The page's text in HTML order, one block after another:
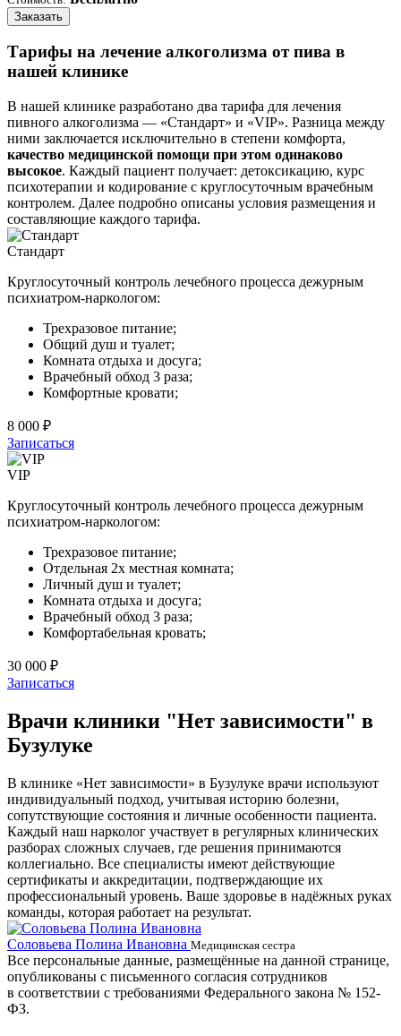
Заказать
Тарифы на лечение алкоголизма от пива в
нашей клинике
В нашей клинике разработано два тарифа для лечения
пивного алкоголизма — «Стандарт» и «VIP». Разница между
ними заключается исключительно в степени комфорта,
качество медицинской помощи при этом одинаково
высокое. Каждый пациент получает: детоксикацию, курс
психотерапии и кодирование с круглосуточным врачебным
контролем. Далее подробно описаны условия размещения и
составляющие каждого тарифа.
Стандарт
Круглосуточный контроль лечебного процесса дежурным
психиатром-наркологом:
Трехразовое питание;
Общий душ и туалет;
Комната отдыха и досуга;
Врачебный обход 3 раза;
Комфортные кровати;
8 000 ₽
Записаться
VIP
Круглосуточный контроль лечебного процесса дежурным
психиатром-наркологом:
Трехразовое питание;
Отдельная 2х местная комната;
Личный душ и туалет;
Комната отдыха и досуга;
Врачебный обход 3 раза;
Комфортабельная кровать;
30 000 ₽
Записаться
Врачи клиники "Нет зависимости" в
Бузулуке
В клинике «Нет зависимости» в Бузулуке врачи используют
индивидуальный подход, учитывая историю болезни,
сопутствующие состояния и личные особенности пациента.
Каждый наш нарколог участвует в регулярных клинических
разборах сложных случаев, где решения принимаются
коллегиально. Все специалисты имеют действующие
сертификаты и аккредитации, подтверждающие их
профессиональный уровень. Ваше здоровье в надёжных руках
команды, которая работает на результат.
Соловьева Полина Ивановна Медицинская сестра
Все персональные данные, размещённые на данной странице,
опубликованы с письменного согласия сотрудников
в соответствии с требованиями Федерального закона № 152-
ФЗ.